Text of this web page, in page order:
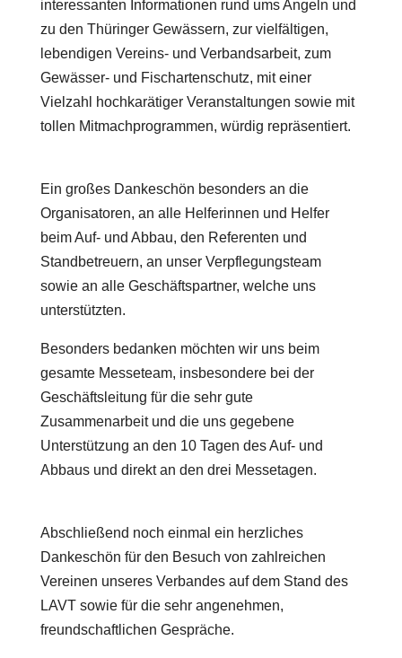
interessanten Informationen rund ums Angeln und
zu den Thüringer Gewässern, zur vielfältigen,
lebendigen Vereins- und Verbandsarbeit, zum
Gewässer- und Fischartenschutz, mit einer
Vielzahl hochkarätiger Veranstaltungen sowie mit
tollen Mitmachprogrammen, würdig repräsentiert.
Ein großes Dankeschön besonders an die
Organisatoren, an alle Helferinnen und Helfer
beim Auf- und Abbau, den Referenten und
Standbetreuern, an unser Verpflegungsteam
sowie an alle Geschäftspartner, welche uns
unterstützten.
Besonders bedanken möchten wir uns beim
gesamte Messeteam, insbesondere bei der
Geschäftsleitung für die sehr gute
Zusammenarbeit und die uns gegebene
Unterstützung an den 10 Tagen des Auf- und
Abbaus und direkt an den drei Messetagen.
Abschließend noch einmal ein herzliches
Dankeschön für den Besuch von zahlreichen
Vereinen unseres Verbandes auf dem Stand des
LAVT sowie für die sehr angenehmen,
freundschaftlichen Gespräche.